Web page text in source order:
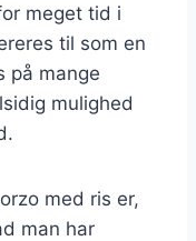
meget tid i
til som en
på mange
mulighed
med ris er,
man har